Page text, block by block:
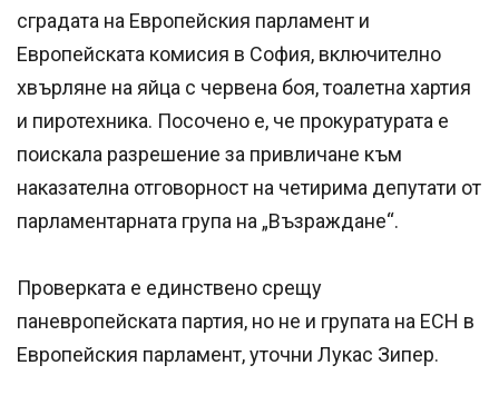
сградата на Европейския парламент и
Европейската комисия в София, включително
хвърляне на яйца с червена боя, тоалетна хартия
и пиротехника. Посочено е, че прокуратурата е
поискала разрешение за привличане към
наказателна отговорност на четирима депутати от
парламентарната група на „Възраждане“.
Проверката е единствено срещу
паневропейската партия, но не и групата на ЕСН в
Европейския парламент, уточни Лукас Зипер.